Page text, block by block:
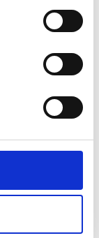
gibt es dabei für
Streichen,
wird. Bei
aber